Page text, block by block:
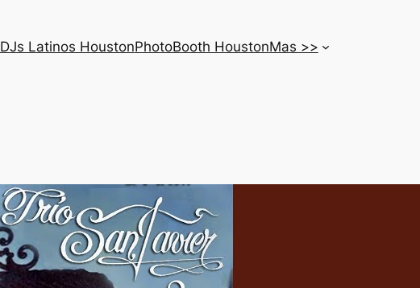
DJs Latinos HoustonPhotoBooth HoustonMas >>